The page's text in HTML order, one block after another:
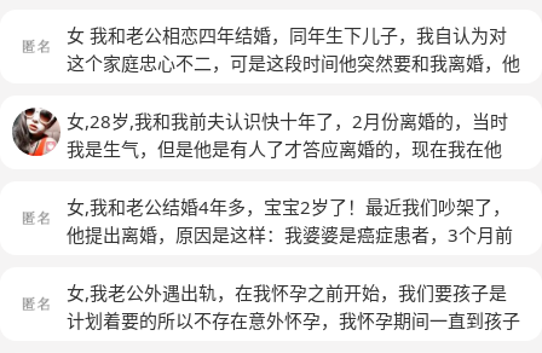
月份他开始不回家住，在外面租房子，那个女人有家庭，
但是好像她老公也有外遇。所以她基本上每天5点下班，
公和她一起办了个公司，准备把他们现在公司的业务全部
转移到他们两人办的新公司里。但是那个女人要让我老公
是决心要和我离婚，因为他说他爱那个女人，而且那个女
人能帮他，那个女人也是天天跟我老公甜言蜜语迷惑我老
公。因为那个女人的老公好像有外遇，不要这个女人了。
所以这个女的要再找个男人，那个女人也有孩子。 我现
在不知道怎么办？我不想跟我老公离婚，毕竟我们还有一
个5岁的男孩。我婆婆也不想让我离婚，但是我老公跟我
丝毫改变要离婚的想法、只要一跟他沟通问题他就是说不
管我做什么都没用，他回不来了，在家里也不会跟我讲
要来求我结婚，当时他来给我认错，我就原谅他啦，还嫁
给了他。婚后几个月他又出轨了，那时候我们还没有孩
瘩，不再相信他的话了，只要他出去我就会猜疑。后来我
们有了孩子，他总是夜不归宿，我很伤心的离开他带着只
多，在这一年当中他很少过问孩子的情况，我的情况。作
为妻子我不知道自己的丈夫在哪里做什么。最近半年，他
和我联系，不管我打多少电话他都不接，我便发短信说要
离婚，然后他就回来啦，我觉得他回来看孩子我也就不提
女 我和老公相恋四年结婚，同年生下儿子，我自认为对
这个家庭忠心不二，可是这段时间他突然要和我离婚，他
这两年我的心思没在他身上，还说了我的很多缺点，他原
以为可以改变我，说对我的感情越来越淡了，看破了，我
长，我想他有个健全的家，我该怎么办，该怎么挽留老公
的心，谁能帮帮我(匿名)
女,28岁,我和我前夫认识快十年了，2月份离婚的，当时
我是生气，但是他是有人了才答应离婚的，现在我在他
个意思，我说你不是真的想让我回来我还是走吧，我有时
间我就回来看孩子，他说你要是走了就再也别回来了，他
把他出轨的事都跟那个女的说了，还把那个女的给我孩子
买的东西都扔了，他很生气，说我是不择手段的人
女,我和老公结婚4年多，宝宝2岁了！最近我们吵架了，
他提出离婚，原因是这样：我婆婆是癌症患者，3个月前
为之前复查结果一直很好，可能我说话也没有经过考虑，
就说一句怎么又有积液了，之前挺好的！之后婆婆住院，
女,我老公外遇出轨，在我怀孕之前开始，我们要孩子是
计划着要的所以不存在意外怀孕，我怀孕期间一直到孩子